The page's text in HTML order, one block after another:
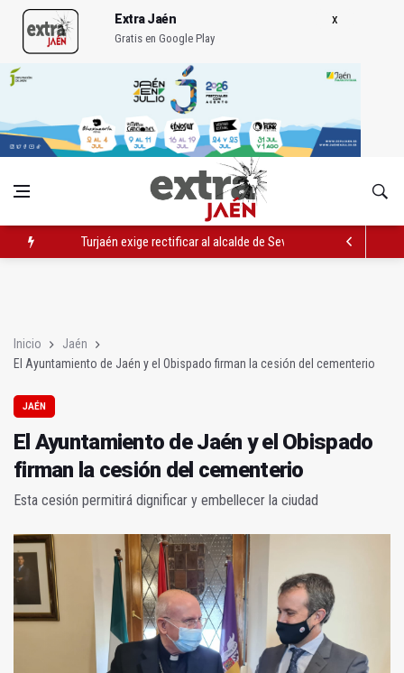
Extra Jaén
Gratis en Google Play
Turjaén exige rectificar al alcalde de Sevilla por
Inicio
Jaén
El Ayuntamiento de Jaén y el Obispado firman la cesión del cementerio
JAÉN
El Ayuntamiento de Jaén y el Obispado
firman la cesión del cementerio
Esta cesión permitirá dignificar y embellecer la ciudad